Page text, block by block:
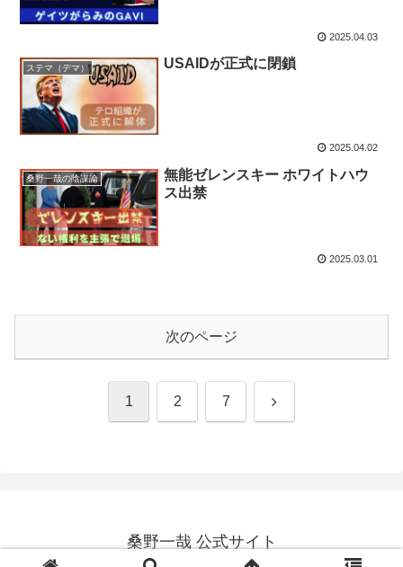
2025.04.03
ステマ（デマ） USAIDが正式に閉鎖
2025.04.02
桑野一哉の陰謀論
無能ゼレンスキー ホワイトハウ
ス出禁
2025.03.01
次のページ
1 2 7 次
桑野一哉 公式サイト